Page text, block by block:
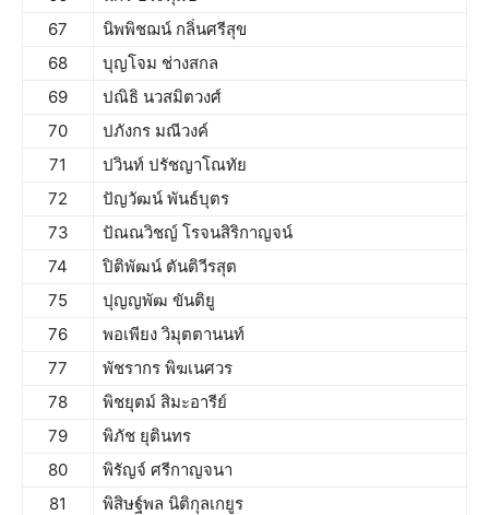
67
นิพพิชฌน์ กลิ่นศรีสุข
68
บุญโจม ช่างสกล
69
ปณิธิ นวสมิตวงศ์
70
ปภังกร มณีวงค์
71
ปวินท์ ปรัชญาโณทัย
72
ปัญวัฒน์ พันธ์บุตร
73
ปัณณวิชญ์ โรจนสิริกาญจน์
74
ปิติพัฒน์ ตันติวีรสุต
75
ปุญญพัฒ ขันติยู
76
พอเพียง วิมุตตานนท์
77
พัชรากร พิฆเนศวร
78
พิชยุตม์ สิมะอารีย์
79
พิภัช ยุตินทร
80
พิรัญจ์ ศรีกาญจนา
81
พิสิษฐ์พล นิติกุลเกยูร